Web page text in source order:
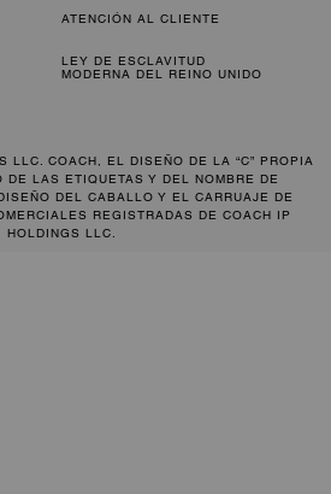
ATENCIÓN AL CLIENTE
LEY DE ESCLAVITUD
MODERNA DEL REINO UNIDO
LLC. COACH, EL DISEÑO DE LA “C” PROPIA
DE LAS ETIQUETAS Y DEL NOMBRE DE
DEL CABALLO Y EL CARRUAJE DE
REGISTRADAS DE COACH IP
HOLDINGS LLC.